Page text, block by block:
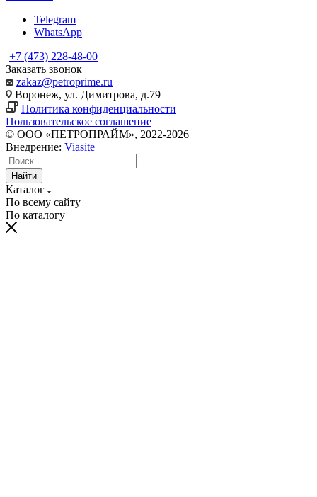
Telegram
WhatsApp
+7 (473) 228-48-00
Заказать звонок
zakaz@petroprime.ru
Воронеж, ул. Димитрова, д.79
Политика конфиденциальности
Пользовательское соглашение
© ООО «ПЕТРОПРАЙМ», 2022-2026
Внедрение: Viasite
Найти
Каталог
По всему сайту
По каталогу